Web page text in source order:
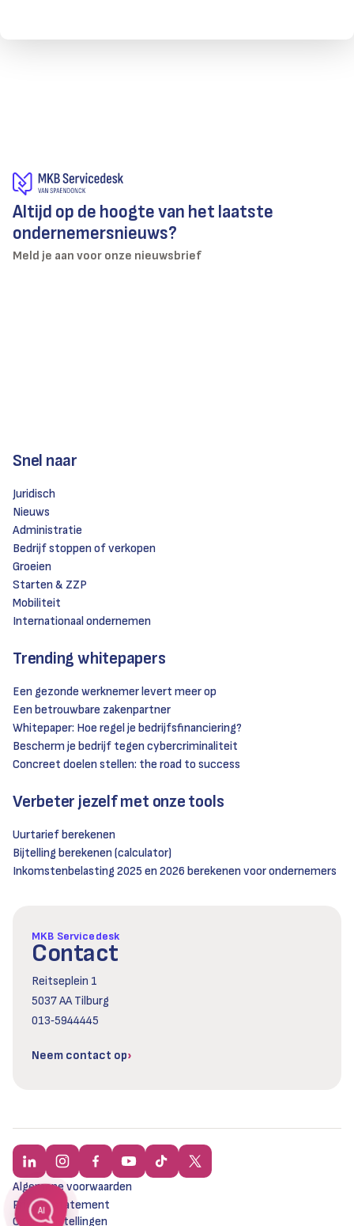
AI
Altijd op de hoogte van het laatste
ondernemersnieuws?
Meld je aan voor onze nieuwsbrief
Snel naar
Juridisch
Nieuws
Administratie
Bedrijf stoppen of verkopen
Groeien
Starten & ZZP
Mobiliteit
Internationaal ondernemen
Trending whitepapers
Een gezonde werknemer levert meer op
Een betrouwbare zakenpartner
Whitepaper: Hoe regel je bedrijfsfinanciering?
Bescherm je bedrijf tegen cybercriminaliteit
Concreet doelen stellen: the road to success
Verbeter jezelf met onze tools
Uurtarief berekenen
Bijtelling berekenen (calculator)
Inkomstenbelasting 2025 en 2026 berekenen voor ondernemers
MKB Servicedesk
Contact
Reitseplein 1
5037 AA Tilburg
013‑5944445
Neem contact op
Algemene voorwaarden
Privacy statement
Cookie instellingen